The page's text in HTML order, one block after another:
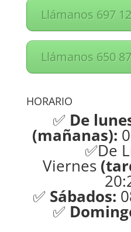
Llámanos 697
Llámanos 650
HORARIO
✅ De
(mañanas):
✅De
Viernes
✅ Sábados:
✅